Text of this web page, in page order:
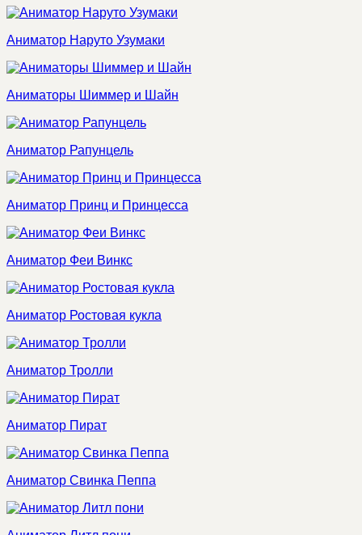
Аниматор Наруто Узумаки
Аниматоры Шиммер и Шайн
Аниматор Рапунцель
Аниматор Принц и Принцесса
Аниматор Феи Винкс
Аниматор Ростовая кукла
Аниматор Тролли
Аниматор Пират
Аниматор Свинка Пеппа